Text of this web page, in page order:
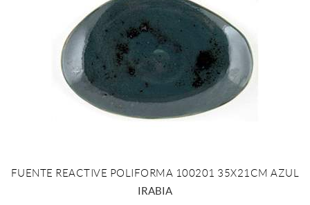
+ INFO
FUENTE REACTIVE POLIFORMA 100201 35X21CM AZUL
IRABIA